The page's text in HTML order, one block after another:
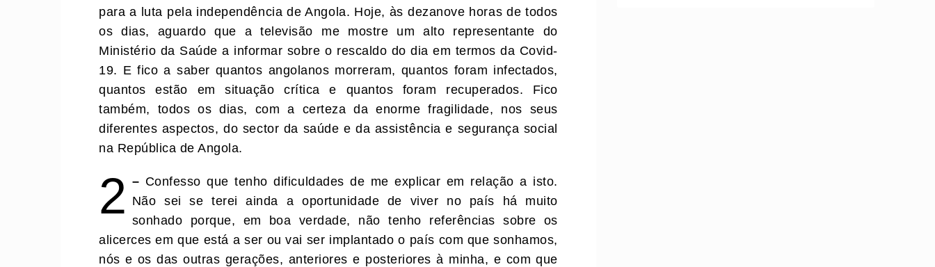
para a luta pela independência de Angola. Hoje, às dezanove horas de todos
os dias, aguardo que a televisão me mostre um alto representante do
Ministério da Saúde a informar sobre o rescaldo do dia em termos da Covid-
19. E fico a saber quantos angolanos morreram, quantos foram infectados,
quantos estão em situação crítica e quantos foram recuperados. Fico
também, todos os dias, com a certeza da enorme fragilidade, nos seus
diferentes aspectos, do sector da saúde e da assistência e segurança social
na República de Angola.
2 – Confesso que tenho dificuldades de me explicar em relação a isto.
Não sei se terei ainda a oportunidade de viver no país há muito
sonhado porque, em boa verdade, não tenho referências sobre os
alicerces em que está a ser ou vai ser implantado o país com que sonhamos,
nós e os das outras gerações, anteriores e posteriores à minha, e com que